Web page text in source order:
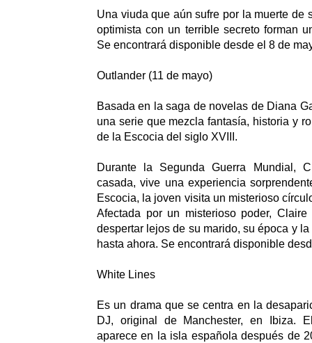
Una viuda que aún sufre por la muerte de
optimista con un terrible secreto forman
Se encontrará disponible desde el 8 de
Outlander (11 de mayo)
Basada en la saga de novelas de Diana
una serie que mezcla fantasía, historia y
de la Escocia del siglo XVIII.
Durante la Segunda Guerra Mundial,
casada, vive una experiencia
Escocia, la joven visita un misterioso
Afectada por un misterioso poder,
despertar lejos de su marido, su época y
hasta ahora. Se encontrará disponible
White Lines
Es un drama que se centra en la
DJ, original de Manchester, en Ibiza.
aparece en la isla española después de